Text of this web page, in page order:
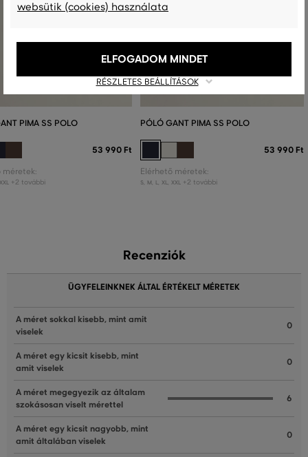
PIMA SS POLO
53 990 Ft
méretek:
XXL +2 további
PÓLÓ GANT PIMA SS POLO
53 990 Ft
Elérhető méretek:
S M L XL XXL +2 további
Recenziók
ÜGYFELEINKNEK ÁLTAL ÉRTÉKELT MÉRETEK
A méret sokkal kisebb, mint amit
viselek
0
A méret egy kicsit kisebb, mint
amit viselek
0
A méret megegyezik az általam
szokásosan viselt mérettel
6
A méret egy kicsit nagyobb, mint
amit általában viselek
0
websütik (cookies) használata
RÉSZLETES BEÁLLÍTÁSOK
ELFOGADOM MINDET